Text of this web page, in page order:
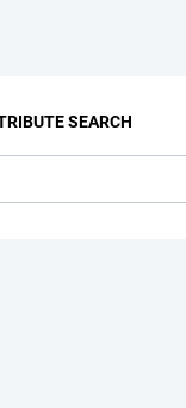
SEARCH